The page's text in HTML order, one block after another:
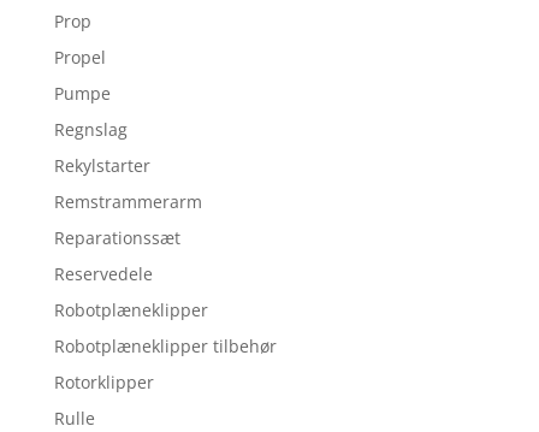
Prop
Propel
Pumpe
Regnslag
Rekylstarter
Remstrammerarm
Reparationssæt
Reservedele
Robotplæneklipper
Robotplæneklipper tilbehør
Rotorklipper
Rulle